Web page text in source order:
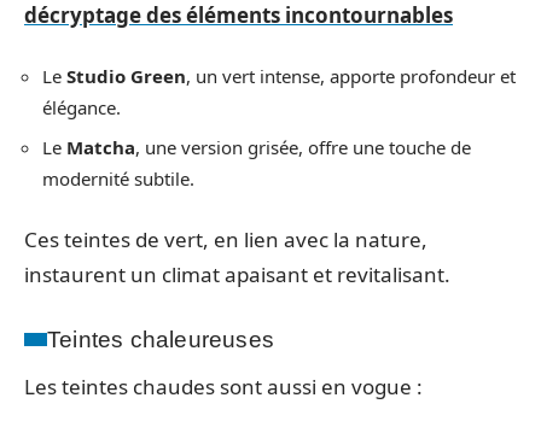
décryptage des éléments incontournables
Le Studio Green, un vert intense, apporte profondeur et
élégance.
Le Matcha, une version grisée, offre une touche de
modernité subtile.
Ces teintes de vert, en lien avec la nature,
instaurent un climat apaisant et revitalisant.
Teintes chaleureuses
Les teintes chaudes sont aussi en vogue :